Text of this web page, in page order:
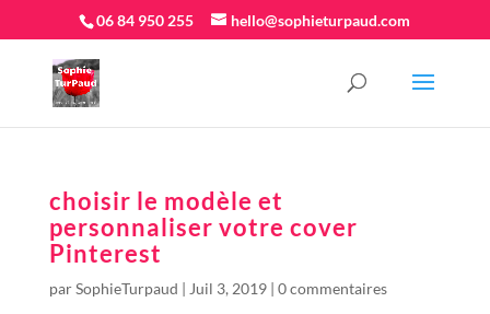
06 84 950 255 hello@sophieturpaud.com
choisir le modèle et
personnaliser votre cover
Pinterest
parSophieTurpaud | Juil 3, 2019| 0 commentaires